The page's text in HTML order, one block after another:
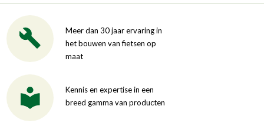
Meer dan 30 jaar ervaring in
het bouwen van fietsen op
maat
Kennis en expertise in een
breed gamma van producten